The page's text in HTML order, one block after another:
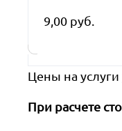
9,00 руб.
Цены на
При расчете